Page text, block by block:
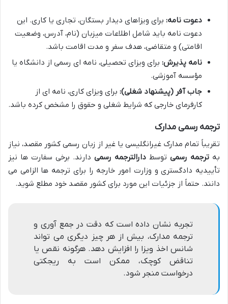
دعوت نامه: برای ویزاهای دیدار بستگان، تجاری یا کاری. این
دعوت نامه باید شامل اطلاعات میزبان (نام، آدرس، وضعیت
اقامتی) و متقاضی، هدف سفر و مدت اقامت باشد.
نامه پذیرش: برای ویزای تحصیلی، نامه ای رسمی از دانشگاه یا
مؤسسه آموزشی.
جاب آفر (پیشنهاد شغلی): برای ویزای کاری، نامه ای از
کارفرمای خارجی که شرایط شغلی و حقوق را مشخص کرده باشد.
ترجمه رسمی مدارک
تقریباً تمام مدارک غیرانگلیسی یا غیر از زبان رسمی کشور مقصد، نیاز
به ترجمه رسمی توسط دارالترجمه رسمی دارند. برخی سفارت ها نیز
تأییدیه دادگستری و وزارت امور خارجه را برای ترجمه ها الزامی می
دانند. حتماً از جزئیات این مورد برای کشور مقصد خود مطلع شوید.
تجربه نشان داده است که دقت در جمع آوری و
ترجمه مدارک، بیش از هر چیز دیگری می تواند
شانس اخذ ویزا را افزایش دهد. هرگونه نقص یا
تناقض کوچک، ممکن است به ریجکتی
درخواست منجر شود.